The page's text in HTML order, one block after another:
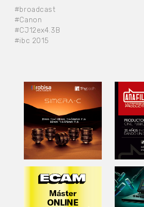
#broadcast
#Canon
#CJ12ex4.3B
#ibc 2015